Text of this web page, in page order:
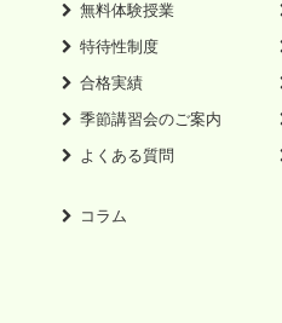
無料体験授業
特待性制度
合格実績
季節講習会のご案内
よくある質問
コラム